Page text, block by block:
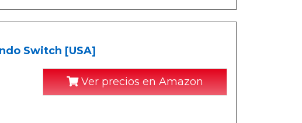
Switch [USA]
Ver precios en Amazon